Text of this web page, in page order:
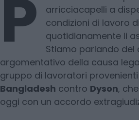
P
arricciacapelli a
condizioni di lavoro
quotidianamente li
Stiamo parlando del
argomentativo della causa
gruppo di lavoratori
Bangladesh contro Dyson,
oggi con un accordo